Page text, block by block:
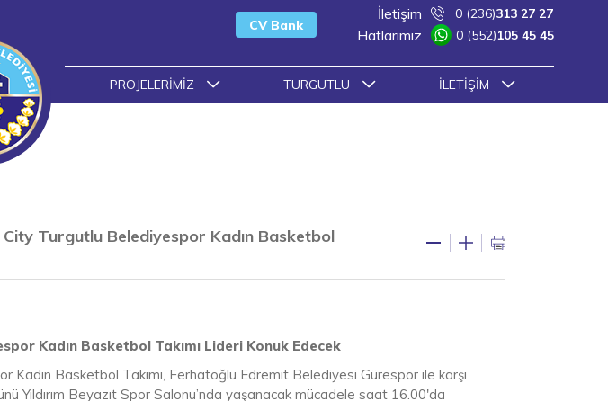
PROJELERIMIZ TURGUTLU İLETIŞIM
CV Bank
İletişim 0 (236)313 27 27
Hatlarımız 0 (552)105 45 45
Turgutlu Belediyespor Kadın Basketbol
Kadın Basketbol Takımı Lideri Konuk Edecek
Basketbol Takımı, Ferhatoğlu Edremit Belediyesi Gürespor ile karşı
Yıldırım Beyazıt Spor Salonu’nda yaşanacak mücadele saat 16.00'da